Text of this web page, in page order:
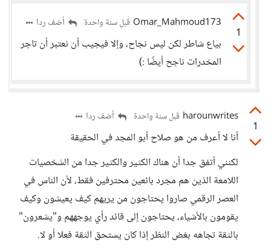
1
Omar_Mahmoud173 قبل سنة واحدة أضف ردا
بياع شاطر لكن ليس نجاح، وإلا فيجيب أن نعتبر أن تاجر
المخدرات ناجح أيضًا :)
1
harounwrites قبل سنة واحدة أضف ردا
أنا لا أعرف من هو صلاح أبو المجد في الحقيقة
لكنني أتفق جدا أن هناك الكثير والكثير جدا من الشخصيات
اللامعة الذين هم مجرد بائعين محترفين فقط، لأن الناس في
العصر الرقمي صاروا يحتاجون من يريهم كيف يعيشون وكيف
يقومون بالأشياء، يحتاجون إلى قائد رأي يوجههم و"يشعرون"
بالثقة تجاهه بغض النظر إذا كان يستحق الثقة فعلا أو لا.